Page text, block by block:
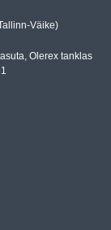
Väike)
Olerex tanklas